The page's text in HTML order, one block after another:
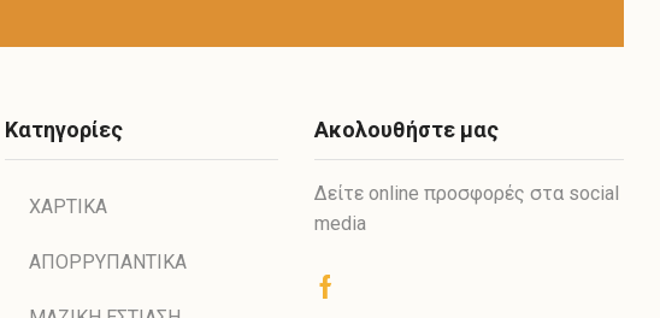
Κατηγορίες
ΧΑΡΤΙΚΑ
ΑΠΟΡΡΥΠΑΝΤΙΚΑ
Ακολουθήστε μας
Δείτε online προσφορές στα social
media